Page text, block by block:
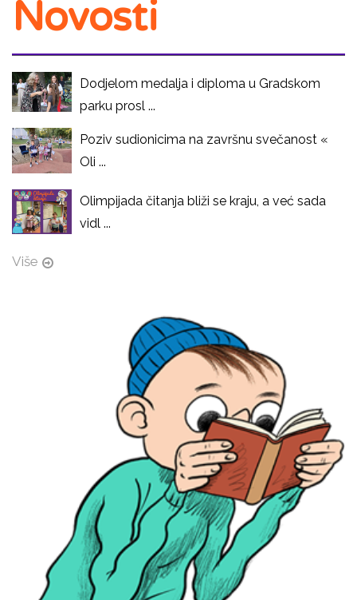
Novosti
Dodjelom medalja i diploma u Gradskom
parku prosl ...
Poziv sudionicima na završnu svečanost «
Oli ...
Olimpijada čitanja bliži se kraju, a već sada
vidl ...
Više